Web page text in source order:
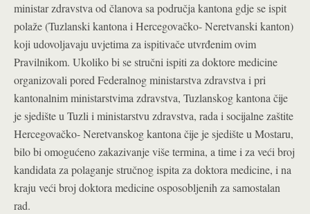
ministar zdravstva od članova sa područja kantona gdje se ispit
polaže (Tuzlanski kantona i Hercegovačko- Neretvanski kanton)
koji udovoljavaju uvjetima za ispitivače utvrđenim ovim
Pravilnikom. Ukoliko bi se stručni ispiti za doktore medicine
organizovali pored Federalnog ministarstva zdravstva i pri
kantonalnim ministarstvima zdravstva, Tuzlanskog kantona čije
je sjedište u Tuzli i ministarstvu zdravstva, rada i socijalne zaštite
Hercegovačko- Neretvanskog kantona čije je sjedište u Mostaru,
bilo bi omogućeno zakazivanje više termina, a time i za veći broj
kandidata za polaganje stručnog ispita za doktora medicine, i na
kraju veći broj doktora medicine osposobljenih za samostalan
rad.